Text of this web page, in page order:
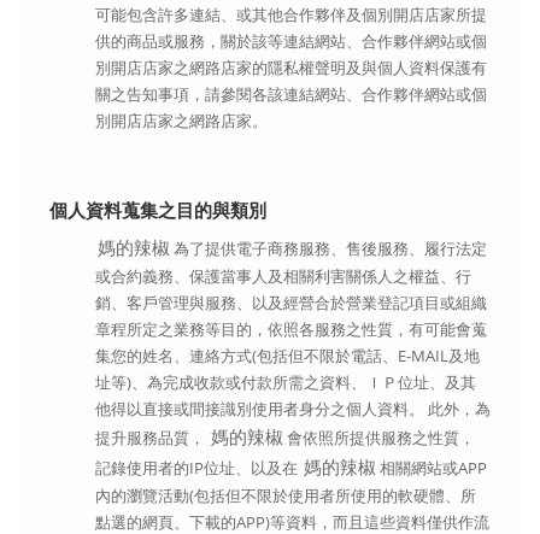
可能包含許多連結、或其他合作夥伴及個別開店店家所提
供的商品或服務，關於該等連結網站、合作夥伴網站或個
別開店店家之網路店家的隱私權聲明及與個人資料保護有
關之告知事項，請參閱各該連結網站、合作夥伴網站或個
別開店店家之網路店家。
個人資料蒐集之目的與類別
媽的辣椒 為了提供電子商務服務、售後服務、履行法定
或合約義務、保護當事人及相關利害關係人之權益、行
銷、客戶管理與服務、以及經營合於營業登記項目或組織
章程所定之業務等目的，依照各服務之性質，有可能會蒐
集您的姓名、連絡方式(包括但不限於電話、E-MAIL及地
址等)、為完成收款或付款所需之資料、ＩＰ位址、及其
他得以直接或間接識別使用者身分之個人資料。 此外，為
提升服務品質， 媽的辣椒 會依照所提供服務之性質，
記錄使用者的IP位址、以及在 媽的辣椒 相關網站或APP
內的瀏覽活動(包括但不限於使用者所使用的軟硬體、所
點選的網頁、下載的APP)等資料，而且這些資料僅供作流